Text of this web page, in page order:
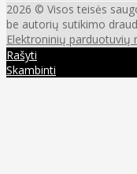
2026 © Visos teisės
be autorių sutikimo
Elektroninių parduotuvių
Rašyti
Skambinti